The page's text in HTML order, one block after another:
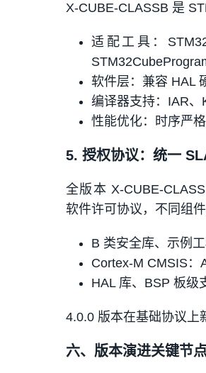
X-CUBE-CLASSB 是
适配工具：
软件层：兼容 HAL
编译器支持：IAR
性能优化：时序严
5. 授权协议：统一
全版本 X-CUBE-
软件许可协议，不同组件
B 类安全库、示例
Cortex‑M CMSIS
HAL 库、BSP 板级
4.0.0 版本在基础协议上
六、版本演进关键节点